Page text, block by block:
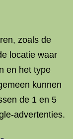
zoals de
locatie waar
en het type
kunnen
de 1 en 5
advertenties.